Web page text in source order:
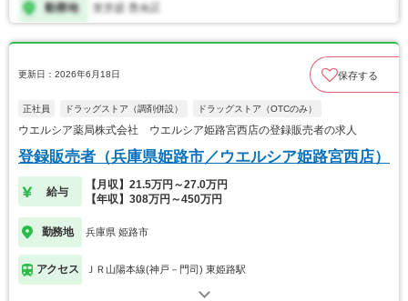
更新日：2026年6月18日 保存する
正社員 ドラッグストア（調剤併設） ドラッグストア（OTCのみ）
ウエルシア薬局株式会社 ウエルシア姫路宮西店の登録販売者の求人
登録販売者（兵庫県姫路市／ウエルシア姫路宮西店）
給与
【月収】21.5万円～27.0万円
【年収】308万円～450万円
勤務地 兵庫県 姫路市
アクセス ＪＲ山陽本線(神戸－門司) 東姫路駅